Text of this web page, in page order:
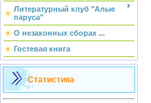
Литературный клуб "Алые
паруса"
О незаконных сборах ...
Гостевая книга
Статистика